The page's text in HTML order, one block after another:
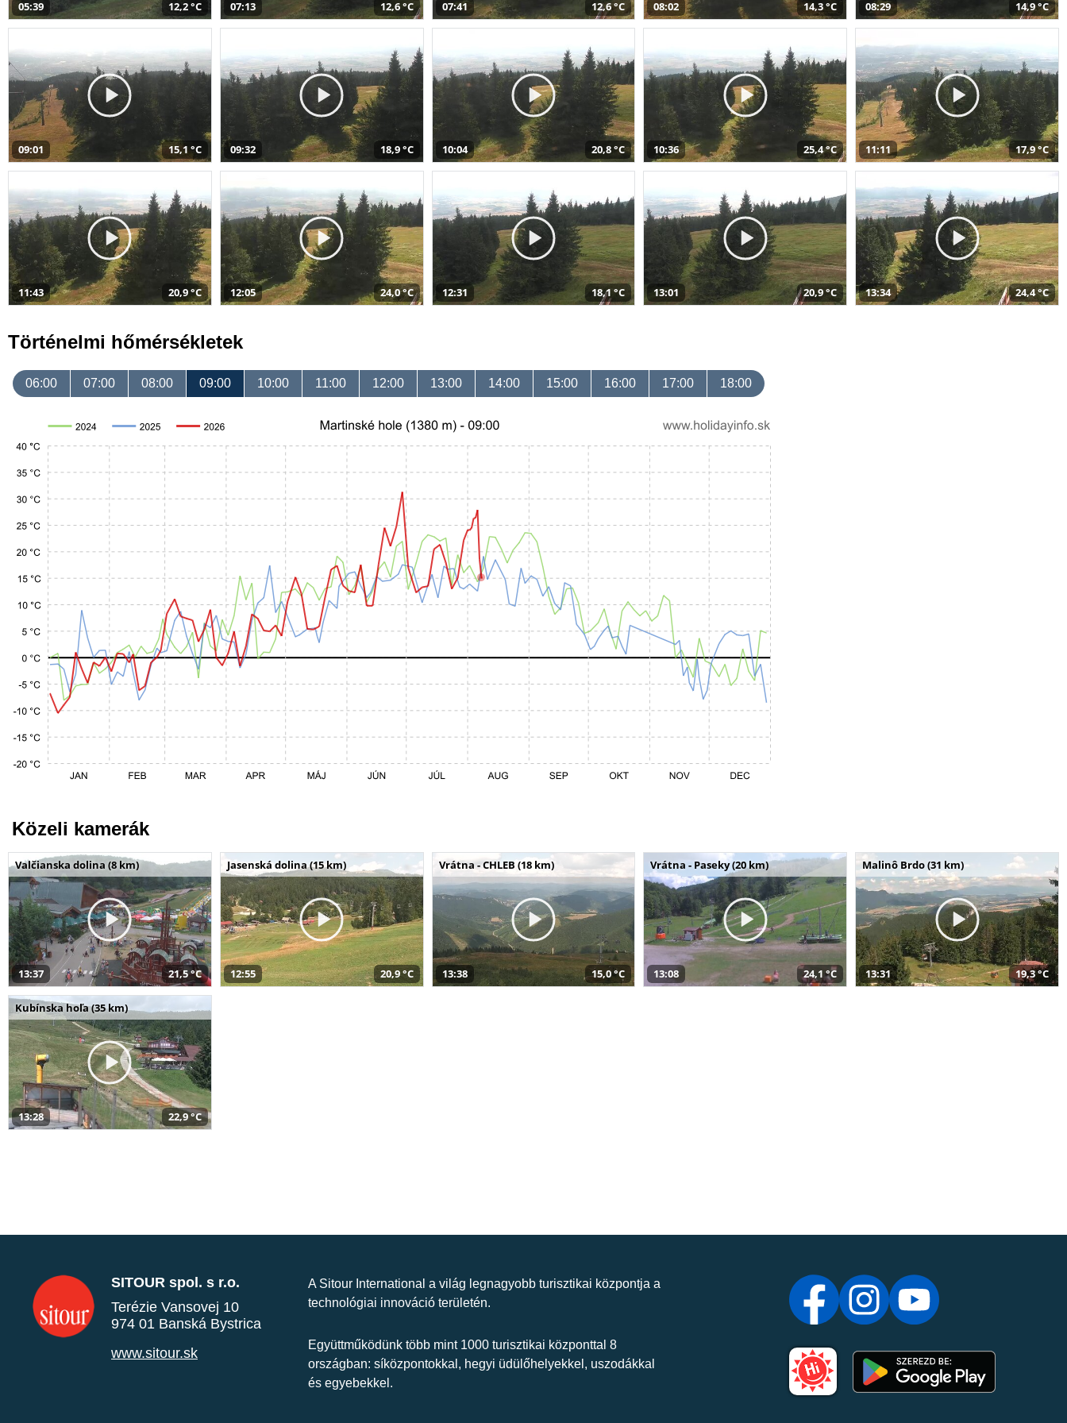
05:39 12,2 °C 07:13 12,6 °C 07:41 12,6 °C 08:02 14,3 °C 08:29 14,9 °C
09:01 15,1 °C 09:32 18,9 °C 10:04 20,8 °C 10:36 25,4 °C 11:11 17,9 °C
11:43 20,9 °C 12:05 24,0 °C 12:31 18,1 °C 13:01 20,9 °C 13:34 24,4 °C
Történelmi hőmérsékletek
06:00 07:00 08:00 09:00 10:00 11:00 12:00 13:00 14:00 15:00 16:00 17:00 18:00
Közeli kamerák
Valčianska dolina (8 km)
13:37 21,5 °C
Jasenská dolina (15 km)
12:55 20,9 °C
Vrátna - CHLEB (18 km)
13:38 15,0 °C
Vrátna - Paseky (20 km)
13:08 24,1 °C
Malinô Brdo (31 km)
13:31 19,3 °C
Kubínska hoľa (35 km)
13:28 22,9 °C
SITOUR spol. s r.o.
Terézie Vansovej 10
974 01 Banská Bystrica
www.sitour.sk
A Sitour International a világ legnagyobb turisztikai központja a
technológiai innováció területén.
Együttműködünk több mint 1000 turisztikai központtal 8
országban: síközpontokkal, hegyi üdülőhelyekkel, uszodákkal
és egyebekkel.